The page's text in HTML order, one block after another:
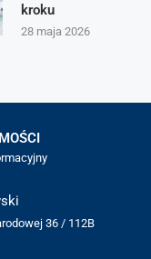
kroku
28 maja 2026
36 / 112B